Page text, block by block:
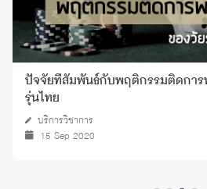
ปัจจัยที่สัมพันธ์กับพฤติกรรมติดการ
รุ่นไทย
บริการวิชาการ
15 Sep 2020